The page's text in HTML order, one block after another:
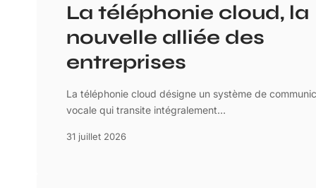
La téléphonie cloud, la
nouvelle alliée des
entreprises
La téléphonie cloud désigne un système de
vocale qui transite intégralement…
31 juillet 2026